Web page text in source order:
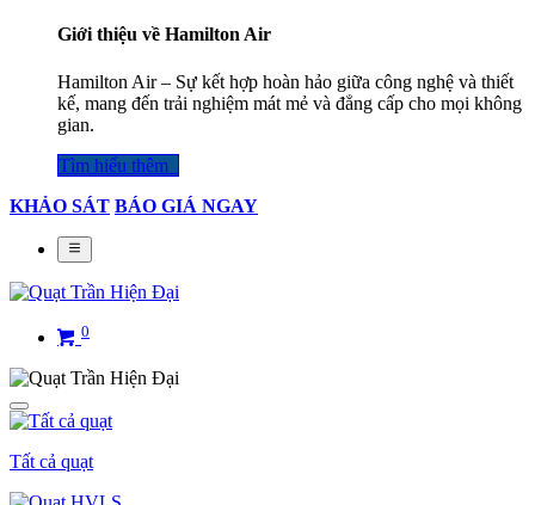
Giới thiệu về Hamilton Air
Hamilton Air – Sự kết hợp hoàn hảo giữa công nghệ và thiết
kế, mang đến trải nghiệm mát mẻ và đẳng cấp cho mọi không
gian.
Tìm hiểu thêm​​​​​​​​
KHẢO SÁT BÁO GIÁ NGAY
0
Tất cả quạt